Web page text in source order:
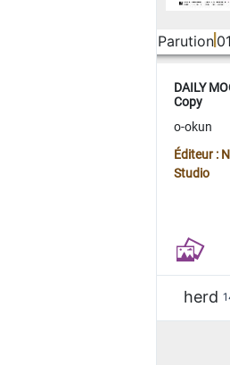
Parution
DAILY
Copy
o-okun
Éditeur :
Studio
herd